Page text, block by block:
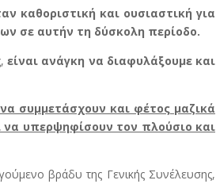
καθοριστική και ουσιαστική για
σε αυτήν τη δύσκολη περίοδο.
είναι ανάγκη να διαφυλάξουμε και
συμμετάσχουν και φέτος μαζικά
να υπερψηφίσουν τον πλούσιο και
βράδυ της Γενικής Συνέλευσης,